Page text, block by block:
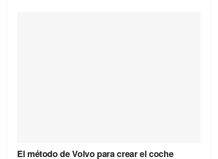
El método de Volvo para crear el coche